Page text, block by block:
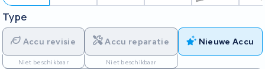
Type
Accu revisie
Niet beschikbaar
Accu reparatie
Niet beschikbaar
Nieuwe Accu